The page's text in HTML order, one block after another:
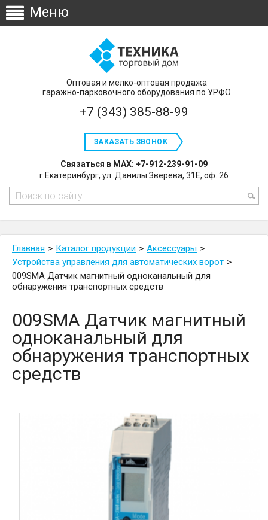
Оптовая и мелко-оптовая продажа
гаражно-парковочного оборудования по УРФО
+7 (343) 385-88-99
ЗАКАЗАТЬ ЗВОНОК
Связаться в MAX: +7-912-239-91-09
г.Екатеринбург, ул. Данилы Зверева, 31Е, оф. 26
Главная Каталог продукции
Аксессуары
Устройства управления для автоматических ворот
009SMA Датчик магнитный одноканальный для
обнаружения транспортных средств
009SMA Датчик магнитный
одноканальный для
обнаружения транспортных
средств